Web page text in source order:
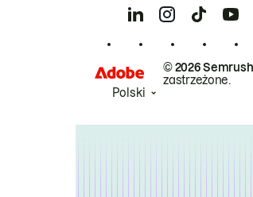
© 2026
zastrzeżone.
Polski